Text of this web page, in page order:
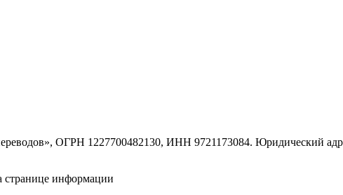
ОГРН 1227700482130, ИНН 9721173084. Юридический
странице информации